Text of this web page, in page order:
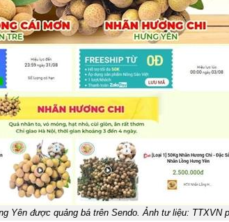
Yên được quảng bá trên Sendo. Ảnh tư liệu: TTXVN